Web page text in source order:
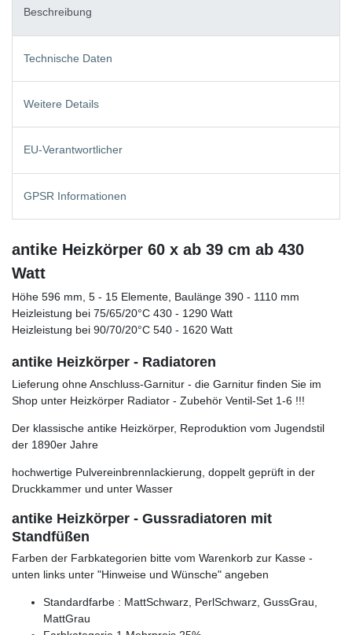
Beschreibung
Technische Daten
Weitere Details
EU-Verantwortlicher
GPSR Informationen
antike Heizkörper 60 x ab 39 cm ab 430
Watt
Höhe 596 mm, 5 - 15 Elemente, Baulänge 390 - 1110 mm
Heizleistung bei 75/65/20°C 430 - 1290 Watt
Heizleistung bei 90/70/20°C 540 - 1620 Watt
antike Heizkörper - Radiatoren
Lieferung ohne Anschluss-Garnitur - die Garnitur finden Sie im
Shop unter Heizkörper Radiator - Zubehör Ventil-Set 1-6 !!!
Der klassische antike Heizkörper, Reproduktion vom Jugendstil
der 1890er Jahre
hochwertige Pulvereinbrennlackierung, doppelt geprüft in der
Druckkammer und unter Wasser
antike Heizkörper - Gussradiatoren mit
Standfüßen
Farben der Farbkategorien bitte vom Warenkorb zur Kasse -
unten links unter "Hinweise und Wünsche" angeben
Standardfarbe : MattSchwarz, PerlSchwarz, GussGrau,
MattGrau